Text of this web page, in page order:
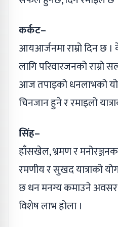
कर्कट–
आयआर्जनमा राम्रो दिन छ
लागि परिवारजनको
आज तपाइको धनलाभको
चिनजान हुने र रमाइलो
सिंह–
हाँसखेल, भ्रमण र
रमणीय र सुखद यात्राको
छ धन मनग्य कमाउने
विशेष लाभ होला ।